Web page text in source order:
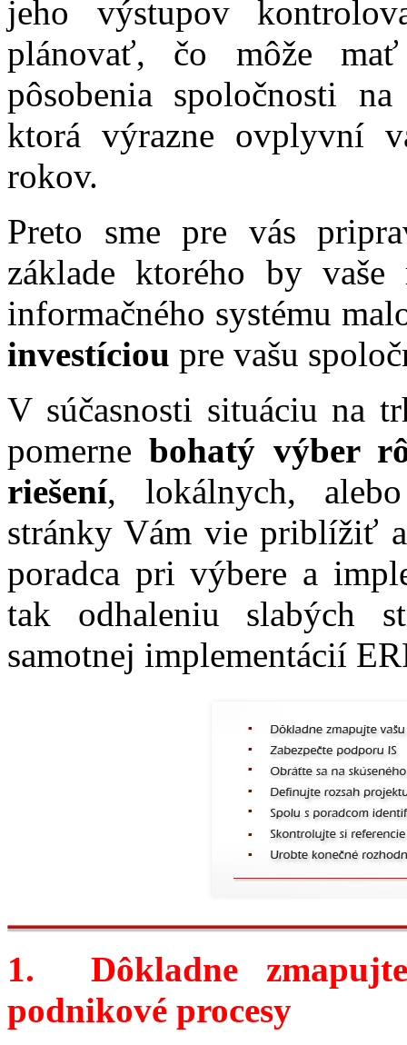
jeho výstupov
plánovať, čo môže
pôsobenia spoločnosti
ktorá výrazne ovplyvní
rokov.
Preto sme pre vás
základe ktorého by
informačného systému
investíciou pre vašu
V súčasnosti situáciu na
pomernebohatý výber
riešení, lokálnych,
stránky Vám vie priblížiť
poradca pri výbere a
tak odhaleniu slabých
samotnej implementácií
1.
Dôkladne
podnikové procesy